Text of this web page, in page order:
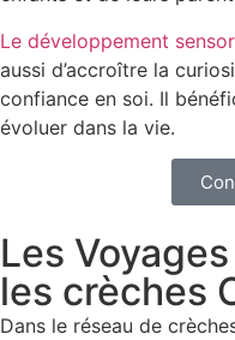
Le développement
aussi d’accroître la
confiance en soi. Il
évoluer dans la vie.
Les
les crèches
Dans le réseau de